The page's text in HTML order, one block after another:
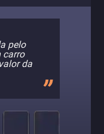
pelo
carro
da